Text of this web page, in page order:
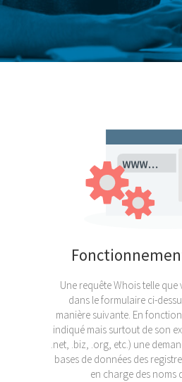
Une requête Whois telle
dans le formulaire ci-
manière suivante. En
indiqué mais surtout de son
.net, .biz, .org, etc.) une
bases de données des
en charge des noms